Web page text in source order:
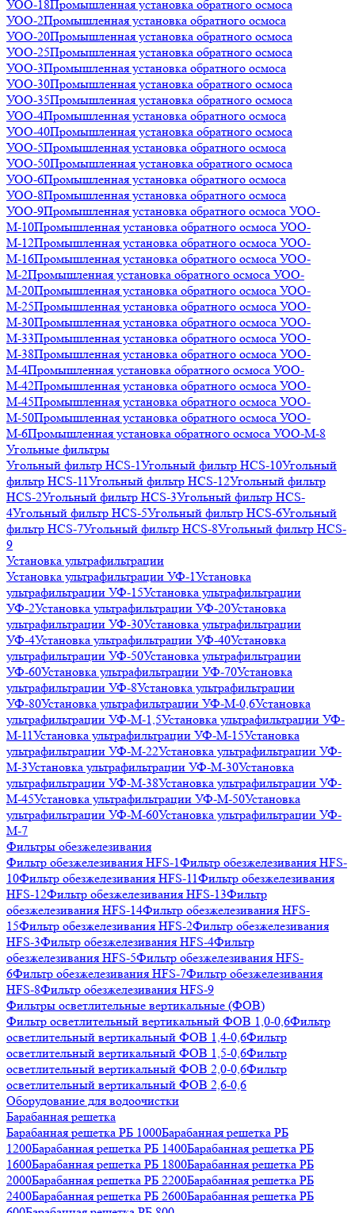
УОО-18Промышленная установка обратного осмоса
УОО-2Промышленная установка обратного осмоса
УОО-20Промышленная установка обратного осмоса
УОО-25Промышленная установка обратного осмоса
УОО-3Промышленная установка обратного осмоса
УОО-30Промышленная установка обратного осмоса
УОО-35Промышленная установка обратного осмоса
УОО-4Промышленная установка обратного осмоса
УОО-40Промышленная установка обратного осмоса
УОО-5Промышленная установка обратного осмоса
УОО-50Промышленная установка обратного осмоса
УОО-6Промышленная установка обратного осмоса
УОО-8Промышленная установка обратного осмоса
УОО-9Промышленная установка обратного осмоса УОО-
М-10Промышленная установка обратного осмоса УОО-
М-12Промышленная установка обратного осмоса УОО-
М-16Промышленная установка обратного осмоса УОО-
М-2Промышленная установка обратного осмоса УОО-
М-20Промышленная установка обратного осмоса УОО-
М-25Промышленная установка обратного осмоса УОО-
М-30Промышленная установка обратного осмоса УОО-
М-33Промышленная установка обратного осмоса УОО-
М-38Промышленная установка обратного осмоса УОО-
М-4Промышленная установка обратного осмоса УОО-
М-42Промышленная установка обратного осмоса УОО-
М-45Промышленная установка обратного осмоса УОО-
М-50Промышленная установка обратного осмоса УОО-
М-6Промышленная установка обратного осмоса УОО-М-8
Угольные фильтры
Угольный фильтр HСS-1Угольный фильтр HСS-10Угольный
фильтр HСS-11Угольный фильтр HСS-12Угольный фильтр
HСS-2Угольный фильтр HСS-3Угольный фильтр HСS-
4Угольный фильтр HСS-5Угольный фильтр HСS-6Угольный
фильтр HСS-7Угольный фильтр HСS-8Угольный фильтр HСS-
9
Установка ультрафильтрации
Установка ультрафильтрации УФ-1Установка
ультрафильтрации УФ-15Установка ультрафильтрации
УФ-2Установка ультрафильтрации УФ-20Установка
ультрафильтрации УФ-30Установка ультрафильтрации
УФ-4Установка ультрафильтрации УФ-40Установка
ультрафильтрации УФ-50Установка ультрафильтрации
УФ-60Установка ультрафильтрации УФ-70Установка
ультрафильтрации УФ-8Установка ультрафильтрации
УФ-80Установка ультрафильтрации УФ-М-0,6Установка
ультрафильтрации УФ-М-1,5Установка ультрафильтрации УФ-
М-11Установка ультрафильтрации УФ-М-15Установка
ультрафильтрации УФ-М-22Установка ультрафильтрации УФ-
М-3Установка ультрафильтрации УФ-М-30Установка
ультрафильтрации УФ-М-38Установка ультрафильтрации УФ-
М-45Установка ультрафильтрации УФ-М-50Установка
ультрафильтрации УФ-М-60Установка ультрафильтрации УФ-
М-7
Фильтры обезжелезивания
Фильтр обезжелезивания HFS-1Фильтр обезжелезивания HFS-
10Фильтр обезжелезивания HFS-11Фильтр обезжелезивания
HFS-12Фильтр обезжелезивания HFS-13Фильтр
обезжелезивания HFS-14Фильтр обезжелезивания HFS-
15Фильтр обезжелезивания HFS-2Фильтр обезжелезивания
HFS-3Фильтр обезжелезивания HFS-4Фильтр
обезжелезивания HFS-5Фильтр обезжелезивания HFS-
6Фильтр обезжелезивания HFS-7Фильтр обезжелезивания
HFS-8Фильтр обезжелезивания HFS-9
Фильтры осветлительные вертикальные (ФОВ)
Фильтр осветлительный вертикальный ФОВ 1,0-0,6Фильтр
осветлительный вертикальный ФОВ 1,4-0,6Фильтр
осветлительный вертикальный ФОВ 1,5-0,6Фильтр
осветлительный вертикальный ФОВ 2,0-0,6Фильтр
осветлительный вертикальный ФОВ 2,6-0,6
Оборудование для водоочистки
Барабанная решетка
Барабанная решетка РБ 1000Барабанная решетка РБ
1200Барабанная решетка РБ 1400Барабанная решетка РБ
1600Барабанная решетка РБ 1800Барабанная решетка РБ
2000Барабанная решетка РБ 2200Барабанная решетка РБ
2400Барабанная решетка РБ 2600Барабанная решетка РБ